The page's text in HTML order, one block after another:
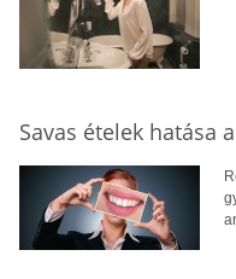
Savas ételek hatása